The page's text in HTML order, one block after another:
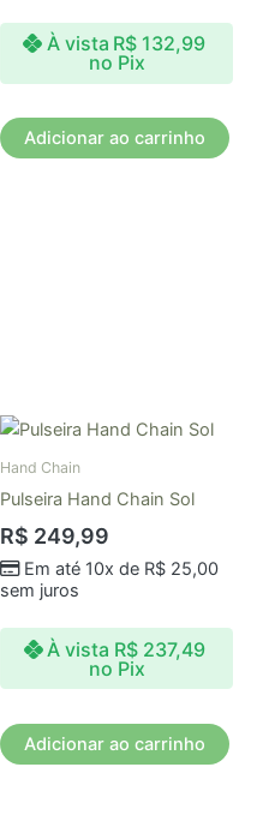
À vista R$ 132,99
no Pix
Adicionar ao carrinho
Hand Chain
Pulseira Hand Chain Sol
R$ 249,99
Em até 10x de R$25,00
sem juros
À vista R$237,49
no Pix
Adicionar ao carrinho